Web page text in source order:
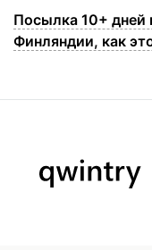
Посылка 10+
Финляндии, как